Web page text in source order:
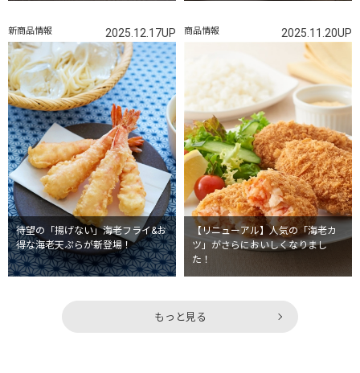
待望の「揚げない」海老フライ&お
得な海老天ぷらが新登場！
新商品情報 2025.12.17UP
【リニューアル】人気の「海老カ
ツ」がさらにおいしくなりまし
た！
商品情報 2025.11.20UP
もっと見る